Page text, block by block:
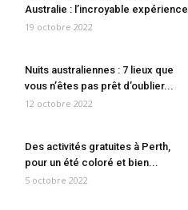
Australie : l’incroyable expérience
19 octobre 2022
Nuits australiennes : 7 lieux que
vous n’êtes pas prêt d’oublier...
12 octobre 2022
Des activités gratuites à Perth,
pour un été coloré et bien...
5 octobre 2022